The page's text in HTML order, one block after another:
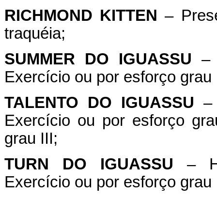
RICHMOND KITTEN –
traquéia;
SUMMER
DO IGUASSU –
Exercício ou por esforço grau
TALENTO
DO IGUASSU –
Exercício ou por esforço
grau III;
TURN
DO IGUASSU –
Exercício ou por esforço grau